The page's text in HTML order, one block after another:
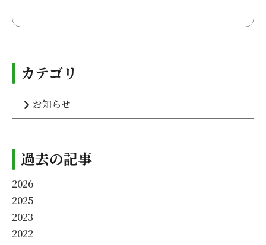
カテゴリ
お知らせ
過去の記事
2026
2025
2023
2022